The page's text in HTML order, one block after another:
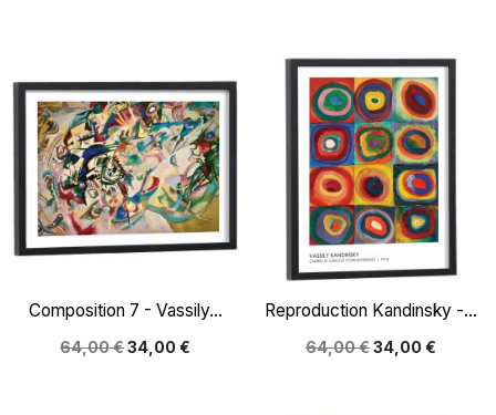
Composition 7 - Vassily...
64,00 €34,00 €
Reproduction Kandinsky -...
64,00 €34,00 €